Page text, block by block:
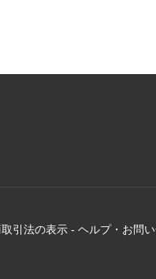
引法の表示 - ヘルプ・お問